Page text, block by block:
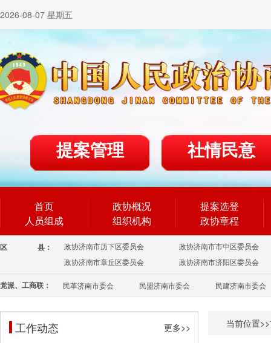
2026-08-07 星期五
提案管理 社情民意
首页
人员组成
政协概况
组织机构
提案选登
政协章程
区 县： 政协济南市历下区委员会
政协济南市市中区委员会
政协济南市章丘区委员会
政协济南市济阳区委员会
党派、工商联： 民革济南市委会 民盟济南市委会 民建济南市委会
工作动态
更多>>
当前位置>>